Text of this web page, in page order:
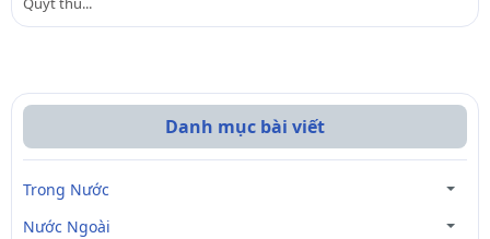
Danh mục bài viết
Trong Nước
Nước Ngoài